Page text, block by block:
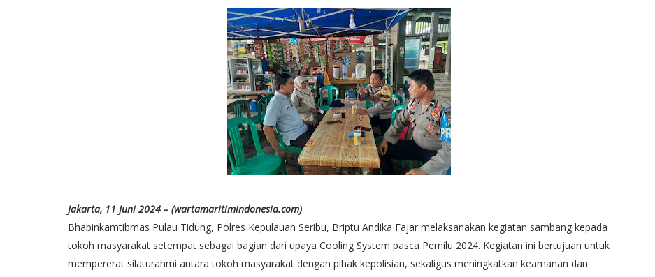
Jakarta, 11 Juni 2024 – (wartamaritimindonesia.com)
Bhabinkamtibmas Pulau Tidung, Polres Kepulauan Seribu, Briptu Andika Fajar melaksanakan kegiatan sambang kepada
tokoh masyarakat setempat sebagai bagian dari upaya Cooling System pasca Pemilu 2024. Kegiatan ini bertujuan untuk
mempererat silaturahmi antara tokoh masyarakat dengan pihak kepolisian, sekaligus meningkatkan keamanan dan